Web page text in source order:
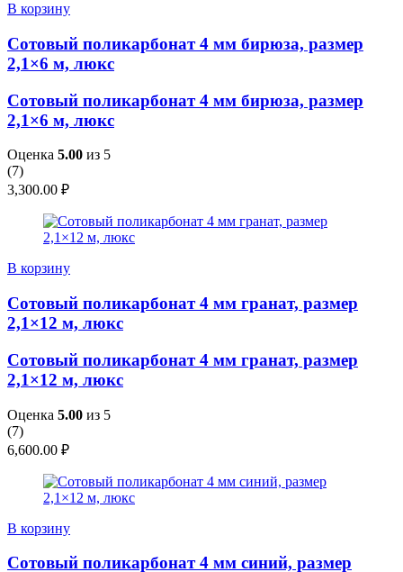
В корзину
Сотовый поликарбонат 4 мм бирюза, размер
2,1×6 м, люкс
Сотовый поликарбонат 4 мм бирюза, размер
2,1×6 м, люкс
Оценка 5.00 из 5
(7)
3,300.00 ₽
В корзину
Сотовый поликарбонат 4 мм гранат, размер
2,1×12 м, люкс
Сотовый поликарбонат 4 мм гранат, размер
2,1×12 м, люкс
Оценка 5.00 из 5
(7)
6,600.00 ₽
В корзину
Сотовый поликарбонат 4 мм синий, размер